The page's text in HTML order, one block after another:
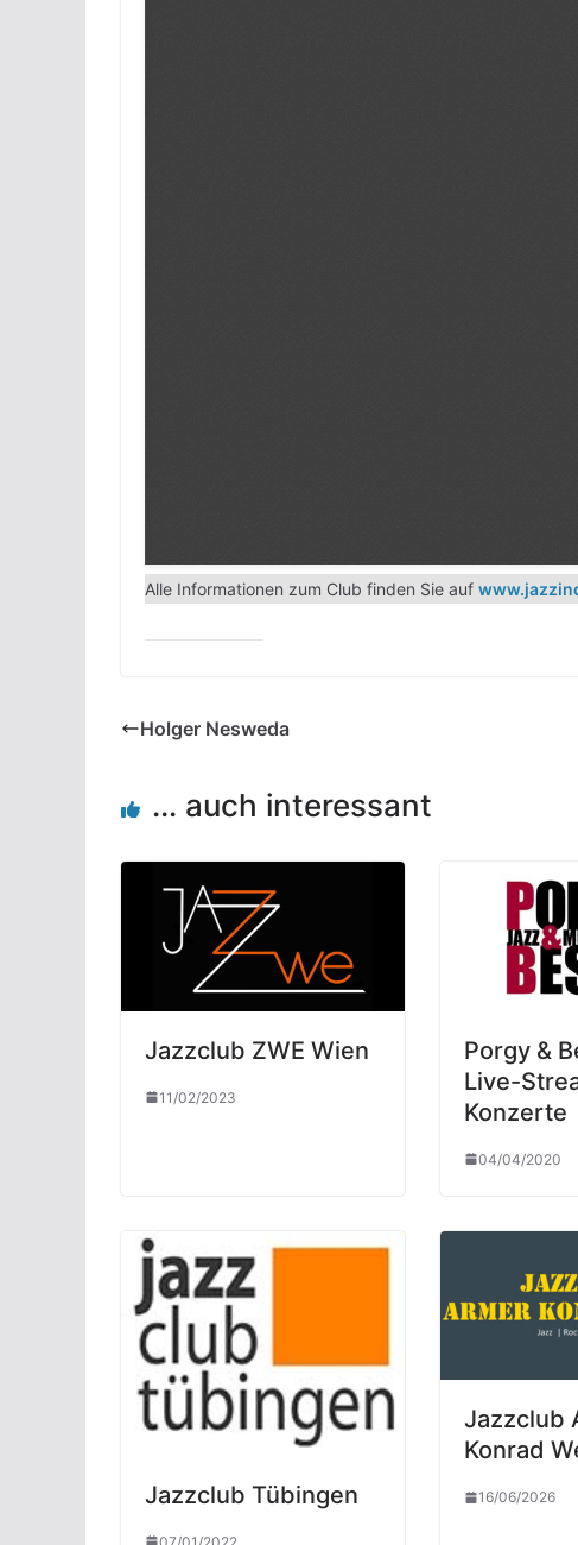
Alle Informationen zum Club finden Sie auf
Holger Nesweda
... auch interessant
Jazzclub ZWE Wien
11/02/2023
Porgy &
Live-
Konzerte
04/04/2020
Jazzclub Tübingen
Jazzclub
Konrad
16/06/2026